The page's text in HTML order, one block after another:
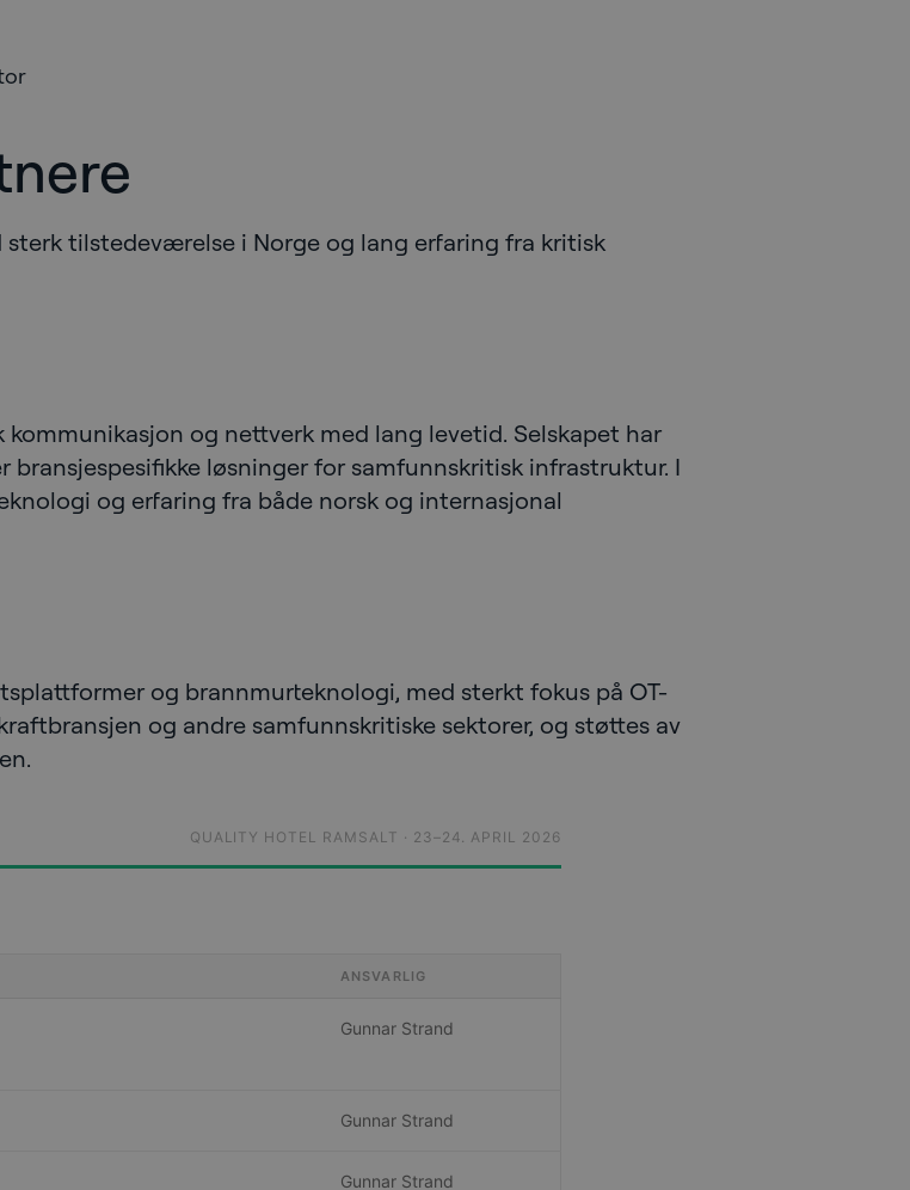
tilstedeværelse i Norge og lang erfaring fra kritisk
og nettverk med lang levetid. Selskapet har
løsninger for samfunnskritisk infrastruktur. I
og erfaring fra både norsk og internasjonal
og brannmurteknologi, med sterkt fokus på OT-
og andre samfunnskritiske sektorer, og støttes av
QUALITY HOTEL RAMSALT · 23–24. APRIL 2026
ANSVARLIG
Gunnar Strand
Gunnar Strand
Gunnar Strand